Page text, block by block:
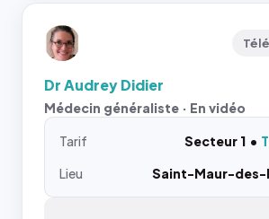
Dr Audrey Didier
Médecin généraliste · En vidéo
Tarif Secteur 1
Lieu
Saint-Maur-des-